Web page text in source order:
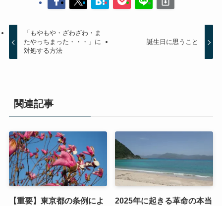
「もやもや・ざわざわ・ま
たやっちまった・・・」に
対処する方法
誕生日に思うこと
関連記事
【重要】東京都の条例によ
2025年に起きる革命の本当